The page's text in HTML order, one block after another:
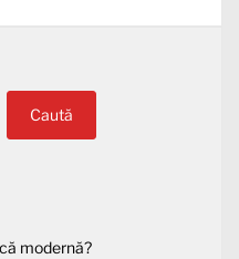
Caută
modernă?